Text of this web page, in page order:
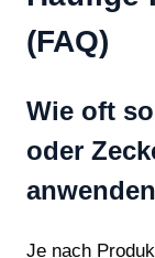
(FAQ)
Wie oft
oder
Je nach